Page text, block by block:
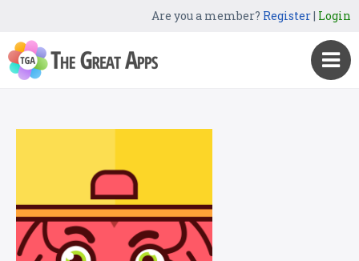
Are you a member? Register| Login